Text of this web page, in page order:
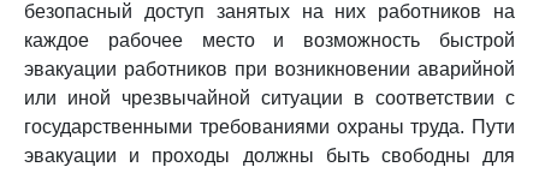
безопасный доступ занятых на них работников на
каждое рабочее место и возможность быстрой
эвакуации работников при возникновении аварийной
или иной чрезвычайной ситуации в соответствии с
государственными требованиями охраны труда. Пути
эвакуации и проходы должны быть свободны для